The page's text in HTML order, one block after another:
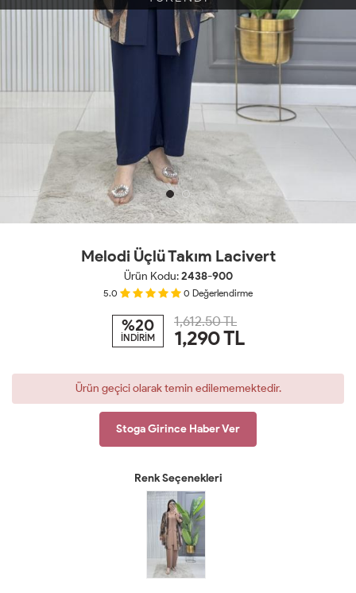
Melodi Üçlü Takım Lacivert
Ürün Kodu:2438-900
5.0 0 Değerlendirme
%20
İNDİRİM
1,612.50 TL
1,290TL
Ürün geçici olarak temin edilememektedir.
Stoga Girince Haber Ver
Renk Seçenekleri